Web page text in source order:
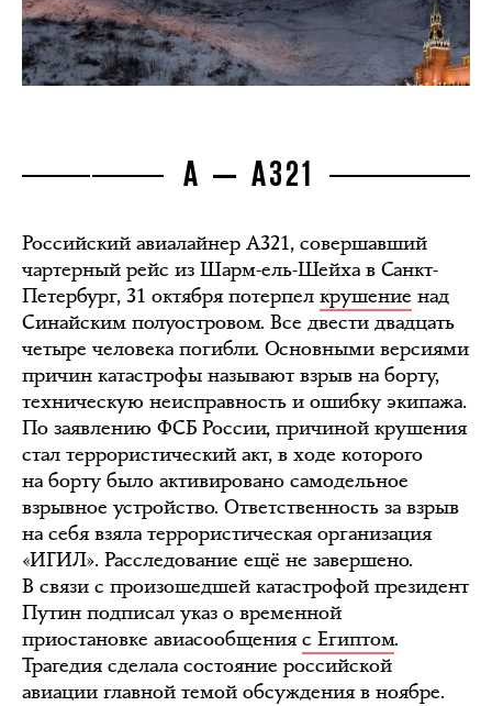
А — А321
Российский авиалайнер А321, совершавший
чартерный рейс из Шарм-ель-Шейха в Санкт-
Петербург, 31 октября потерпел крушение над
Синайским полуостровом. Все двести двадцать
четыре человека погибли. Основными версиями
причин катастрофы называют взрыв на борту,
техническую неисправность и ошибку экипажа.
По заявлению ФСБ России, причиной крушения
стал террористический акт, в ходе которого
на борту было активировано самодельное
взрывное устройство. Ответственность за взрыв
на себя взяла террористическая организация
«ИГИЛ». Расследование ещё не завершено.
В связи с произошедшей катастрофой президент
Путин подписал указ о временной
приостановке авиасообщения с Египтом.
Трагедия сделала состояние российской
авиации главной темой обсуждения в ноябре.